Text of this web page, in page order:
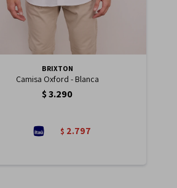
BRIXTON
Camisa Oxford - Blanca
$3.290
$ 2.797